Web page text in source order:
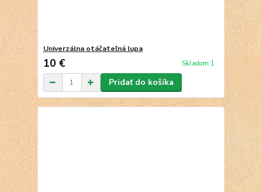
Univerzálna otáčateľná lupa
10 € Skladom 1
Pridať do košíka